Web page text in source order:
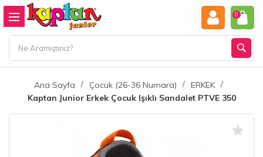
0
Ana Sayfa Çocuk (26-36 Numara)
ERKEK
Kaptan Junior Erkek Çocuk Işıklı Sandalet PTVE 350